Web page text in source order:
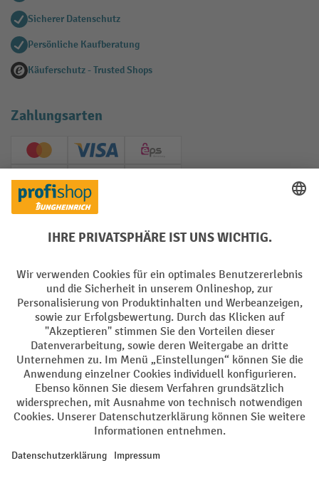
Sicherer Datenschutz
Persönliche Kaufberatung
Käuferschutz - Trusted Shops
Zahlungsarten
Creditcard (Master)Creditcard (Visa)
EPS
PayPal
Soziale Netzwerke
Impressum Datenschutz
Barrierefreiheit Privacy Settings
Alle Preise exkl. gesetzl. Mehrwertsteuer zzgl.Versandkostenund ggf.
Nachnahmegebühren, wenn nicht anders angegeben.
¹ Der Rabatt gilt so lange der Vorrat reicht. Der Rabatt gilt nicht auf
oder Gutscheinen ist nicht möglich. | ² Der Rabatt wird einmalig bei